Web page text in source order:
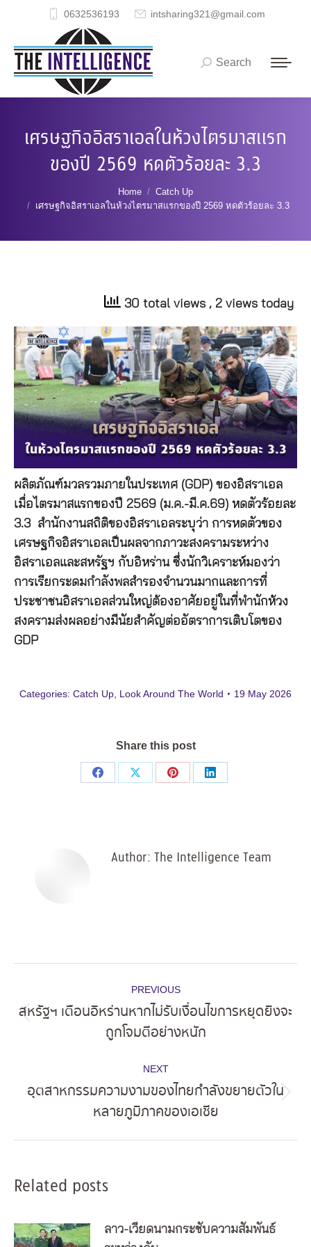
0632536193 intsharing321@gmail.com
Search:
Search
เศรษฐกิจอิสราเอลในห้วงไตรมาสแรก
ของปี 2569 หดตัวร้อยละ 3.3
Home
Catch Up
เศรษฐกิจอิสราเอลในห้วงไตรมาสแรกของปี 2569 หดตัวร้อยละ 3.3
30 total views , 2 views today
ผลิตภัณฑ์มวลรวมภายในประเทศ (GDP) ของอิสราเอล
เมื่อไตรมาสแรกของปี 2569 (ม.ค.-มี.ค.69) หดตัวร้อยละ
3.3 สำนักงานสถิติของอิสราเอลระบุว่า การหดตัวของ
เศรษฐกิจอิสราเอลเป็นผลจากภาวะสงครามระหว่าง
อิสราเอลและสหรัฐฯ กับอิหร่าน ซึ่งนักวิเคราะห์มองว่า
การเรียกระดมกำลังพลสำรองจำนวนมากและการที่
ประชาชนอิสราเอลส่วนใหญ่ต้องอาศัยอยู่ในที่พำนักห้วง
สงครามส่งผลอย่างมีนัยสำคัญต่ออัตราการเติบโตของ
GDP
Categories: Catch Up Look Around The World 19 May 2026
Share this post
Share
Share
Share
Share
Author: The Intelligence Team
navigation
PREVIOUS
post:
สหรัฐฯ เตือนอิหร่านหากไม่รับเงื่อนไขการหยุดยิงจะ
ถูกโจมตีอย่างหนัก
NEXT
post:
อุตสาหกรรมความงามของไทยกำลังขยายตัวใน
หลายภูมิภาคของเอเชีย
Related posts
ลาว-เวียดนามกระชับความสัมพันธ์